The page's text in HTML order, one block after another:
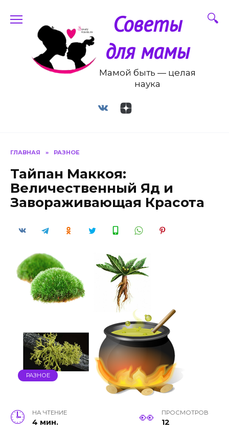
содержанию
Советы
для мамы
Мамой быть — целая
наука
ГЛАВНАЯ » РАЗНОЕ
Тайпан Маккоя:
Величественный Яд и
Завораживающая Красота
РАЗНОЕ
НА ЧТЕНИЕ
4 мин.
ПРОСМОТРОВ
12